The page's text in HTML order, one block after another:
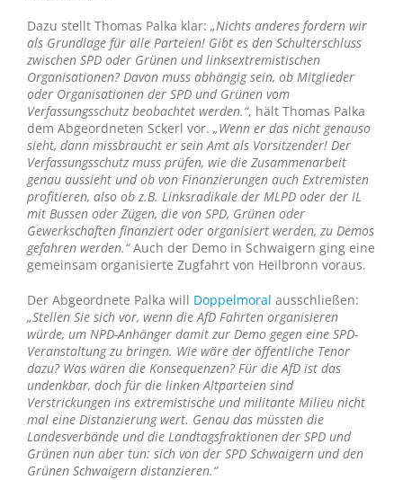
Dazu stellt Thomas Palka klar: „Nichts anderes fordern wir
als Grundlage für alle Parteien! Gibt es den Schulterschluss
zwischen SPD oder Grünen und linksextremistischen
Organisationen? Davon muss abhängig sein, ob Mitglieder
oder Organisationen der SPD und Grünen vom
Verfassungsschutz beobachtet werden.“, hält Thomas Palka
dem Abgeordneten Sckerl vor. „Wenn er das nicht genauso
sieht, dann missbraucht er sein Amt als Vorsitzender! Der
Verfassungsschutz muss prüfen, wie die Zusammenarbeit
genau aussieht und ob von Finanzierungen auch Extremisten
profitieren, also ob z.B. Linksradikale der MLPD oder der IL
mit Bussen oder Zügen, die von SPD, Grünen oder
Gewerkschaften finanziert oder organisiert werden, zu Demos
gefahren werden.“Auch der Demo in Schwaigern ging eine
gemeinsam organisierte Zugfahrt von Heilbronn voraus.
Der Abgeordnete Palka will Doppelmoral ausschließen:
„Stellen Sie sich vor, wenn die AfD Fahrten organisieren
würde, um NPD-Anhänger damit zur Demo gegen eine SPD-
Veranstaltung zu bringen. Wie wäre der öffentliche Tenor
dazu? Was wären die Konsequenzen? Für die AfD ist das
undenkbar, doch für die linken Altparteien sind
Verstrickungen ins extremistische und militante Milieu nicht
mal eine Distanzierung wert. Genau das müssten die
Landesverbände und die Landtagsfraktionen der SPD und
Grünen nun aber tun: sich von der SPD Schwaigern und den
Grünen Schwaigern distanzieren.“